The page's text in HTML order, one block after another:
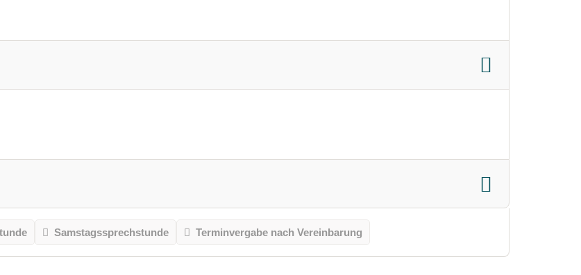
Samstagssprechstunde Terminvergabe nach Vereinbarung